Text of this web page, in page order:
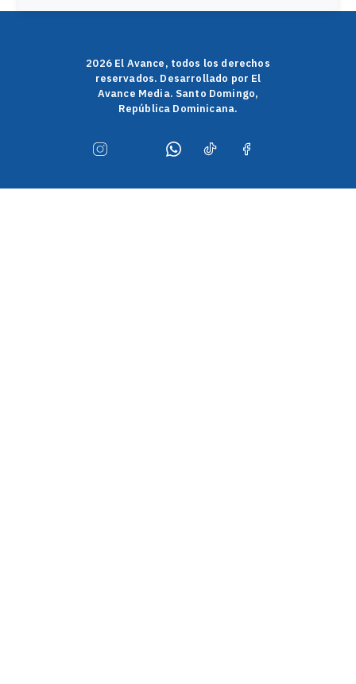
2026 El Avance, todos los derechos
reservados. Desarrollado por El
Avance Media. Santo Domingo,
República Dominicana.